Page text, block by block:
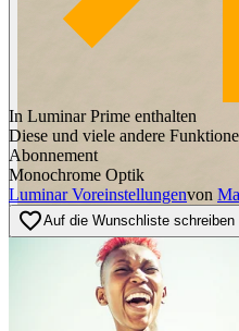
In Luminar Prime enthalten
Diese und viele andere
Abonnement
Monochrome Optik
Luminar Voreinstellungenvon
favorite_borderAuf die Wunschliste schreiben